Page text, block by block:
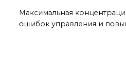
Максимальная
ошибок управления и